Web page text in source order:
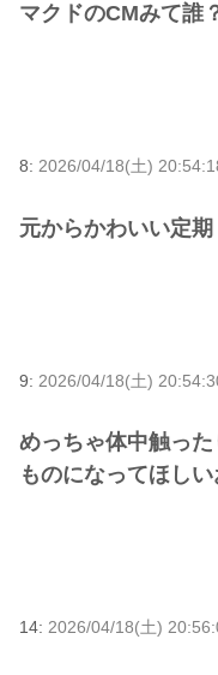
マクドのCMみて誰
8: 2026/04/18(土)
元からかわいい定期
9: 2026/04/18(土)
めっちゃ体中触っ
ものになってほし
14: 2026/04/18(土)